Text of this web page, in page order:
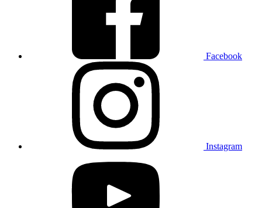
Facebook
Instagram